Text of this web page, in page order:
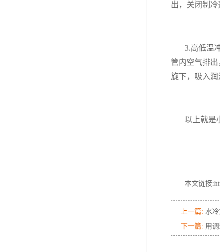
出，关闭制
3.高低温
管内空气排
旋下，吸入
以上就是
本文链接
上一篇: 水
下一篇: 用